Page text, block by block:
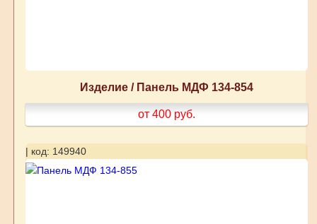
Изделие / Панель МДФ 134-854
от 400 руб.
| код: 149940